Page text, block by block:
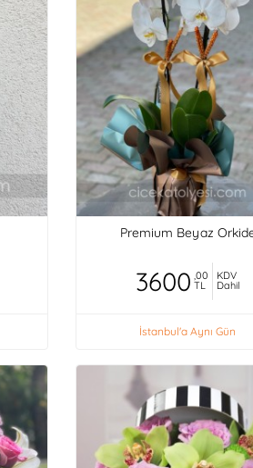
Premium Beyaz
3600 ,00
TL
KDV
Dahil
İstanbul'a Aynı Gün